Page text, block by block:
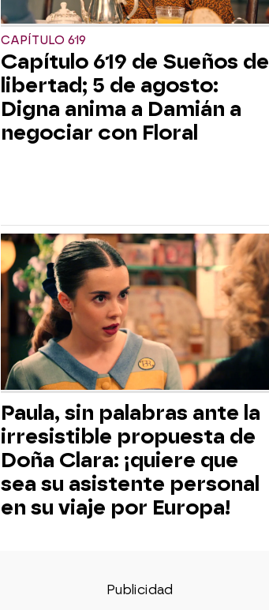
CAPÍTULO 619
Capítulo 619 de Sueños de
libertad; 5 de agosto:
Digna anima a Damián a
negociar con Floral
Paula, sin palabras ante la
irresistible propuesta de
Doña Clara: ¡quiere que
sea su asistente personal
en su viaje por Europa!